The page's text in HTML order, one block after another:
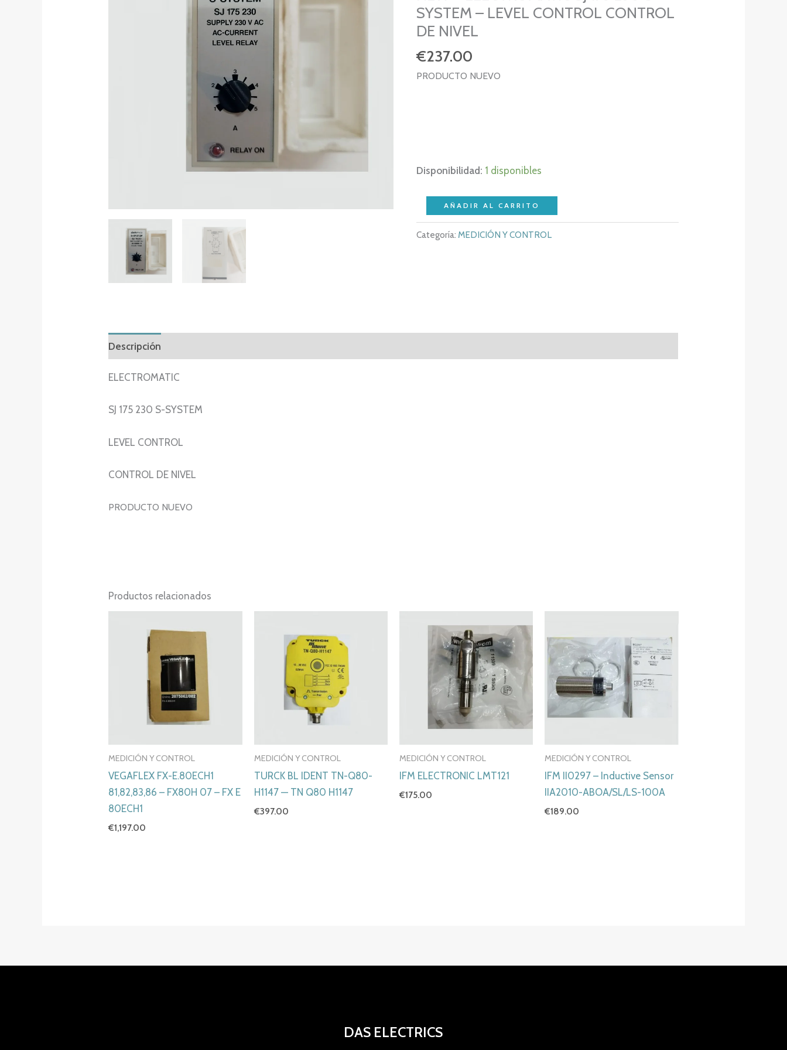
SYSTEM – LEVEL CONTROL CONTROL
DE NIVEL
€237.00
PRODUCTO NUEVO
Disponibilidad: 1 disponibles
-
ELECTROMATIC
–
AÑADIR AL CARRITO
Categoría: MEDICIÓN Y CONTROL
Descripción
ELECTROMATIC
SJ 175 230 S-SYSTEM
LEVEL CONTROL
CONTROL DE NIVEL
PRODUCTO NUEVO
Productos relacionados
MEDICIÓN Y CONTROL
VEGAFLEX FX-E.80ECH1
81,82,83,86 – FX80H 07 – FX E
80ECH1
€1,197.00
MEDICIÓN Y CONTROL
TURCK BL IDENT TN-Q80-
H1147 — TN Q80 H1147
€397.00
MEDICIÓN Y CONTROL
IFM ELECTRONIC LMT121
€175.00
MEDICIÓN Y CONTROL
IFM II0297 – Inductive Sensor
IIA2010-ABOA/SL/LS-100A
€189.00
DAS ELECTRICS